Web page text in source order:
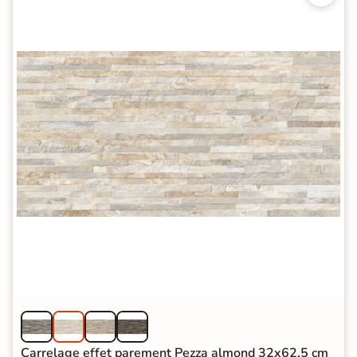
Carrelage effet parement Pezza almond 32x62,5 cm